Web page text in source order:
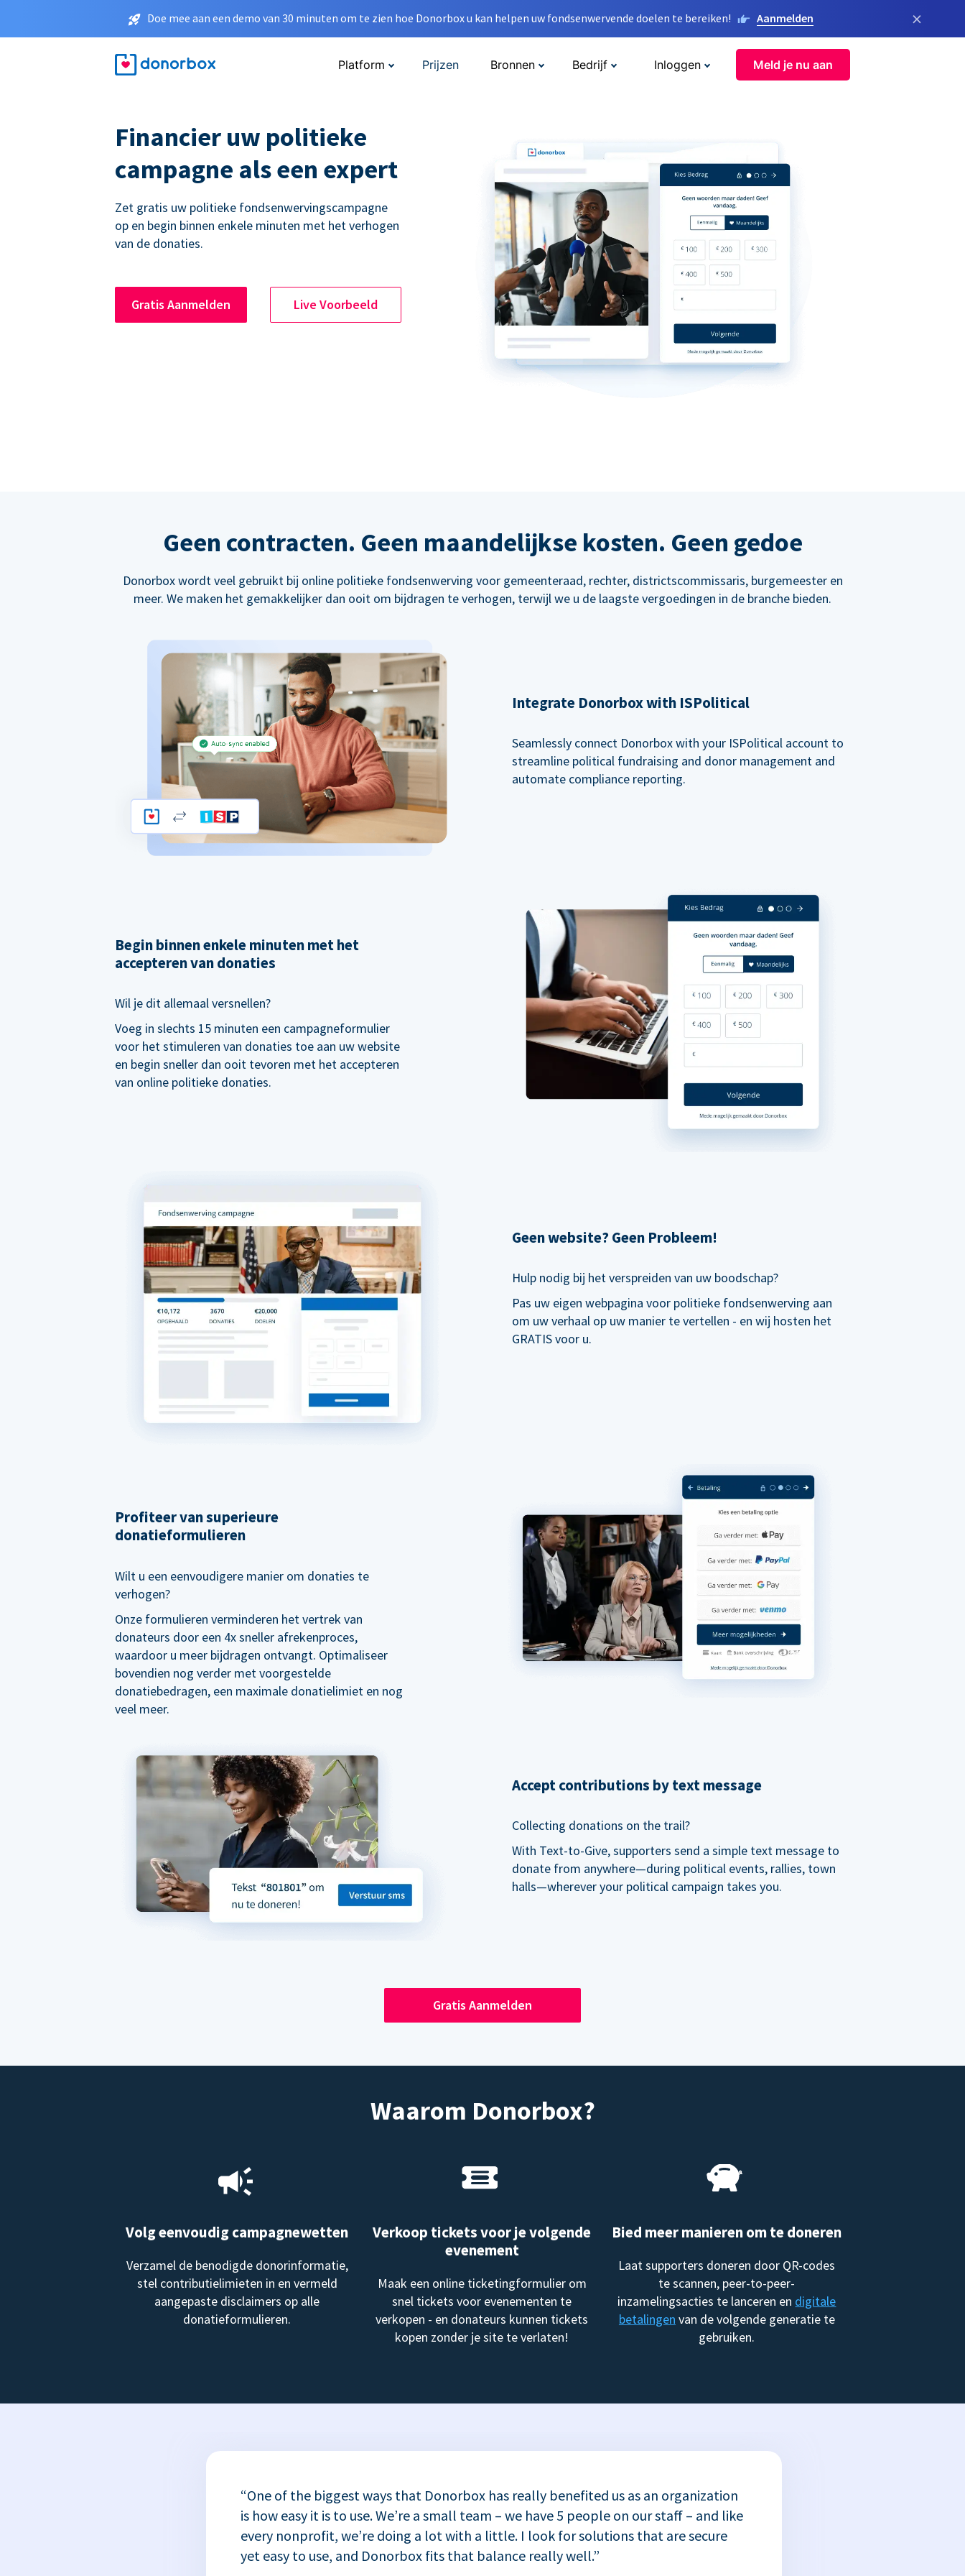
Doe mee aan een demo van 30 minuten om te zien hoe Donorbox u kan helpen uw fondsenwervende doelen te bereiken! Aanmelden ×
Platform Prijzen Bronnen Bedrijf Inloggen Meld je nu aan
Financier uw politieke
campagne als een expert
Zet gratis uw politieke fondsenwervingscampagne
op en begin binnen enkele minuten met het verhogen
van de donaties.
Gratis Aanmelden Live Voorbeeld
Geen contracten. Geen maandelijkse kosten. Geen gedoe
Donorbox wordt veel gebruikt bij online politieke fondsenwerving voor gemeenteraad, rechter, districtscommissaris, burgemeester en
meer. We maken het gemakkelijker dan ooit om bijdragen te verhogen, terwijl we u de laagste vergoedingen in de branche bieden.
Integrate Donorbox with ISPolitical
Seamlessly connect Donorbox with your ISPolitical account to
streamline political fundraising and donor management and
automate compliance reporting.
Begin binnen enkele minuten met het
accepteren van donaties
Wil je dit allemaal versnellen?
Voeg in slechts 15 minuten een campagneformulier
voor het stimuleren van donaties toe aan uw website
en begin sneller dan ooit tevoren met het accepteren
van online politieke donaties.
Geen website? Geen Probleem!
Hulp nodig bij het verspreiden van uw boodschap?
Pas uw eigen webpagina voor politieke fondsenwerving aan
om uw verhaal op uw manier te vertellen - en wij hosten het
GRATIS voor u.
Profiteer van superieure
donatieformulieren
Wilt u een eenvoudigere manier om donaties te
verhogen?
Onze formulieren verminderen het vertrek van
donateurs door een 4x sneller afrekenproces,
waardoor u meer bijdragen ontvangt. Optimaliseer
bovendien nog verder met voorgestelde
donatiebedragen, een maximale donatielimiet en nog
veel meer.
Accept contributions by text message
Collecting donations on the trail?
With Text-to-Give, supporters send a simple text message to
donate from anywhere—during political events, rallies, town
halls—wherever your political campaign takes you.
Gratis Aanmelden
Waarom Donorbox?
Volg eenvoudig campagnewetten
Verzamel de benodigde donorinformatie,
stel contributielimieten in en vermeld
aangepaste disclaimers op alle
donatieformulieren.
Verkoop tickets voor je volgende
evenement
Maak een online ticketingformulier om
snel tickets voor evenementen te
verkopen - en donateurs kunnen tickets
kopen zonder je site te verlaten!
Bied meer manieren om te doneren
Laat supporters doneren door QR-codes
te scannen, peer-to-peer-
inzamelingsacties te lanceren en digitale
betalingen van de volgende generatie te
gebruiken.
“One of the biggest ways that Donorbox has really benefited us as an organization
is how easy it is to use. We’re a small team – we have 5 people on our staff – and like
every nonprofit, we’re doing a lot with a little. I look for solutions that are secure
yet easy to use, and Donorbox fits that balance really well.”